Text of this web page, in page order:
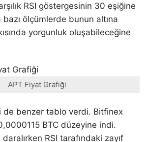
RSI göstergesinin 30 eşiğine
ölçümlerde bunun altına
yorgunluk oluşabileceğine
APT Fiyat Grafiği
de benzer tablo verdi. Bitfinex
BTC düzeyine indi.
RSI tarafındaki zayıf